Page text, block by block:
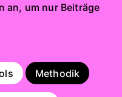
an, um nur Beiträge
Methodik